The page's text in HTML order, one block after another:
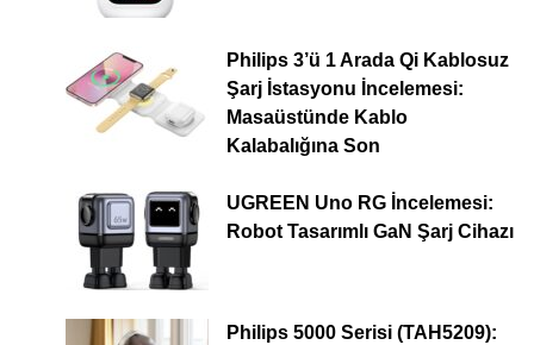
Philips 3’ü 1 Arada Qi Kablosuz
Şarj İstasyonu İncelemesi:
Masaüstünde Kablo
Kalabalığına Son
UGREEN Uno RG İncelemesi:
Robot Tasarımlı GaN Şarj Cihazı
Philips 5000 Serisi (TAH5209):